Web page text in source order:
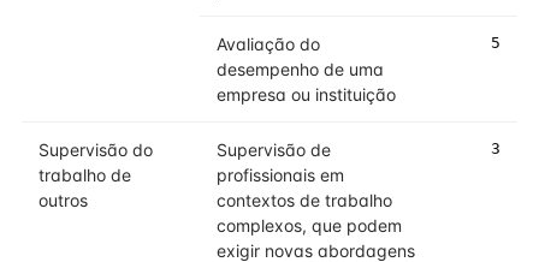
Avaliação do
desempenho de uma
empresa ou instituição
5
Supervisão do
trabalho de
outros
Supervisão de
profissionais em
contextos de trabalho
complexos, que podem
exigir novas abordagens
3